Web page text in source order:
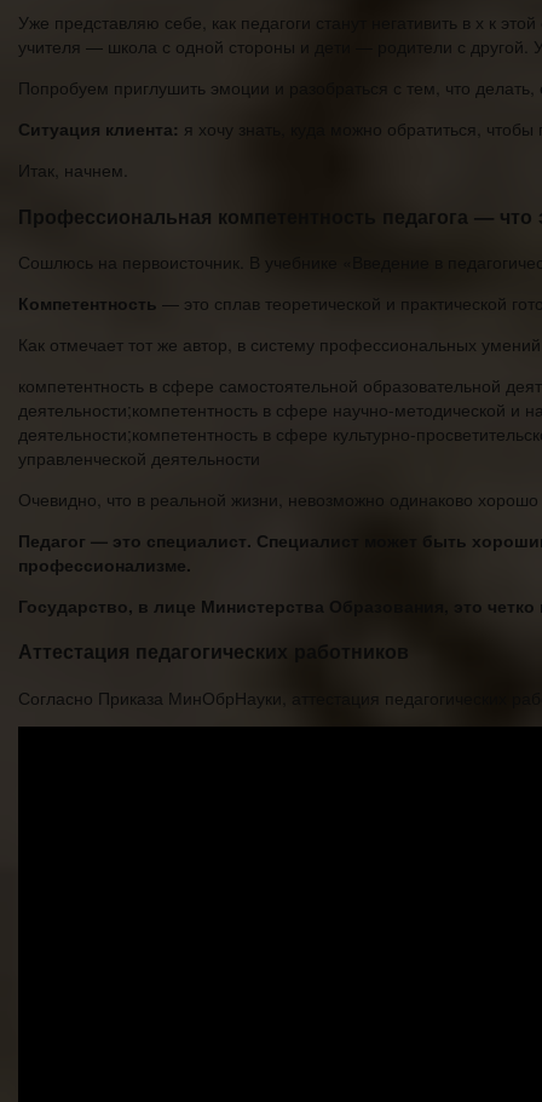
Уже представляю себе, как педагоги станут негативить в х к
учителя — школа с одной стороны и дети — родители с другой.
Попробуем приглушить эмоции и разобраться с тем, что
Ситуация клиента: я хочу знать, куда можно обратиться,
Итак, начнем.
Профессиональная компетентность педагога — что
Сошлюсь на первоисточник. В учебнике «Введение в
Компетентность — это сплав теоретической и практической
Как отмечает тот же автор, в систему профессиональных
компетентность в сфере самостоятельной образовательной
деятельности;компетентность в сфере научно-методической и
деятельности;компетентность в сфере культурно-
управленческой деятельности
Очевидно, что в реальной жизни, невозможно одинаково
Педагог — это специалист. Специалист может быть
профессионализме.
Государство, в лице Министерства Образования, это
Аттестация педагогических работников
Согласно Приказа МинОбрНауки, аттестация педагогических